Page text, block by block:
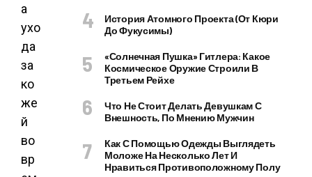
а
ухо
да
за
ко
же
й
во
вр
История Атомного Проекта (от Кюри
До Фукусимы)
«Солнечная Пушка» Гитлера: Какое
Космическое Оружие Строили В
Третьем Рейхе
Что Не Стоит Делать Девушкам С
Внешность, По Мнению Мужчин
Как С Помощью Одежды Выглядеть
Моложе На Несколько Лет И
Нравиться Противоположному Полу